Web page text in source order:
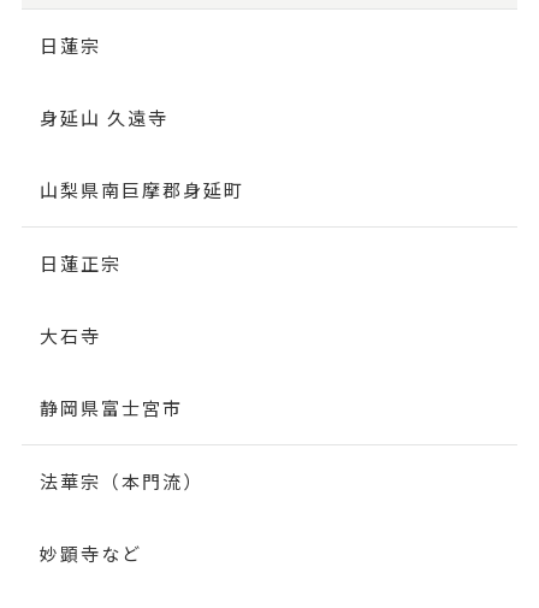
日蓮宗
身延山 久遠寺
山梨県南巨摩郡身延町
日蓮正宗
大石寺
静岡県富士宮市
法華宗（本門流）
妙顕寺など